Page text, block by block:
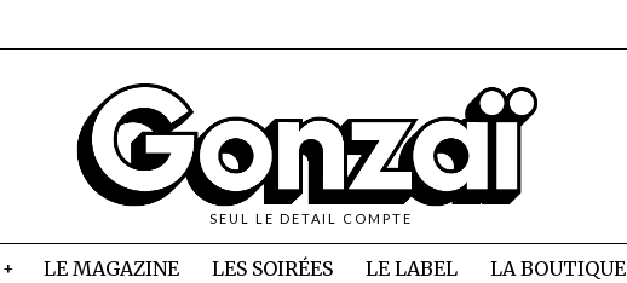
SEUL LE DETAIL COMPTE
LE MAGAZINE LES SOIRÉES LE LABEL LA BOUTIQUE